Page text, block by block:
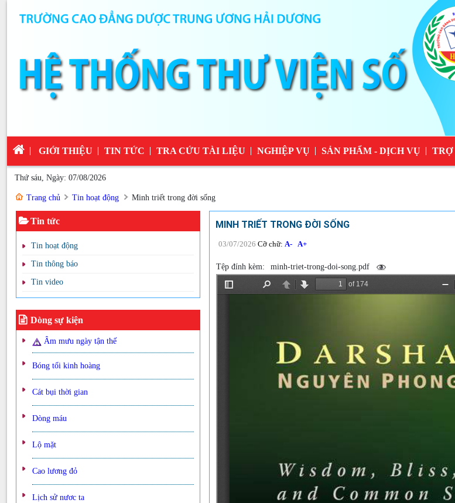
GIỚI THIỆU TIN TỨC TRA CỨU TÀI LIỆU NGHIỆP VỤ SẢN PHẨM - DỊCH VỤ TRỢ
Thứ sáu, Ngày: 07/08/2026
Trang chủ Tin hoạt động Minh triết trong đời sống
Tin tức
Tin hoạt động
Tin thông báo
Tin video
Dòng sự kiện
Âm mưu ngày tận thế
Bóng tối kinh hoàng
Cát bụi thời gian
Dòng máu
Lộ mặt
Cao lương đỏ
Lịch sử nươc ta
MINH TRIẾT TRONG ĐỜI SỐNG
03/07/2026 Cỡ chữ: A- A+
Tệp đính kèm: minh-triet-trong-doi-song.pdf